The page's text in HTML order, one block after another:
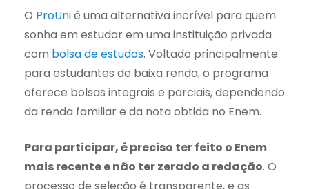
O ProUnié uma alternativa incrível para quem
sonha em estudar em uma instituição privada
com bolsa de estudos. Voltado principalmente
para estudantes de baixa renda, o programa
oferece bolsas integrais e parciais, dependendo
da renda familiar e da nota obtida no Enem.
Para participar, é preciso ter feito o Enem
mais recente e não ter zerado a redação. O